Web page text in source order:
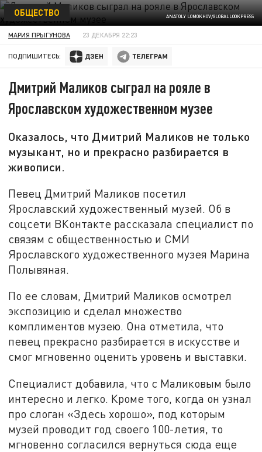
ANATOLY LOMOKHOV/GLOBALLOOKPRESS
ОБЩЕСТВО
МАРИЯ ПРЫГУНОВА 23 ДЕКАБРЯ 22:23
ПОДПИШИТЕСЬ:
Дмитрий Маликов сыграл на рояле в
Ярославском художественном музее
Оказалось, что Дмитрий Маликов не только
музыкант, но и прекрасно разбирается в
живописи.
Певец Дмитрий Маликов посетил
Ярославский художественный музей. Об в
соцсети ВКонтакте рассказала специалист по
связям с общественностью и СМИ
Ярославского художественного музея Марина
Полывяная.
По ее словам, Дмитрий Маликов осмотрел
экспозицию и сделал множество
комплиментов музею. Она отметила, что
певец прекрасно разбирается в искусстве и
смог мгновенно оценить уровень и выставки.
Специалист добавила, что с Маликовым было
интересно и легко. Кроме того, когда он узнал
про слоган «Здесь хорошо», под которым
музей проводит год своего 100-летия, то
мгновенно согласился вернуться сюда еще